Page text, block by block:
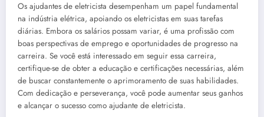
Os ajudantes de eletricista desempenham um papel fundamental
na indústria elétrica, apoiando os eletricistas em suas tarefas
diárias. Embora os salários possam variar, é uma profissão com
boas perspectivas de emprego e oportunidades de progresso na
carreira. Se você está interessado em seguir essa carreira,
certifique-se de obter a educação e certificações necessárias, além
de buscar constantemente o aprimoramento de suas habilidades.
Com dedicação e perseverança, você pode aumentar seus ganhos
e alcançar o sucesso como ajudante de eletricista.